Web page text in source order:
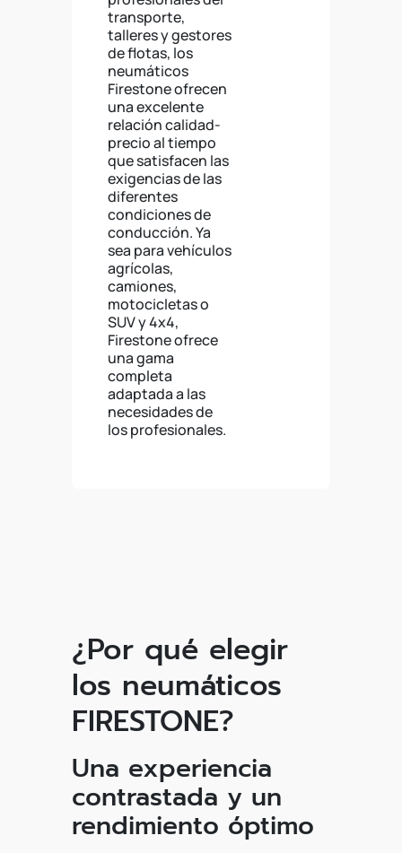
transporte,
talleres y gestores
de flotas, los
neumáticos
Firestone ofrecen
una excelente
relación calidad-
precio al tiempo
que satisfacen las
exigencias de las
diferentes
condiciones de
conducción. Ya
sea para vehículos
agrícolas,
camiones,
motocicletas o
SUV y 4x4,
Firestone ofrece
una gama
completa
adaptada a las
necesidades de
los profesionales.
¿Por qué elegir
los neumáticos
FIRESTONE?
Una experiencia
contrastada y un
rendimiento óptimo